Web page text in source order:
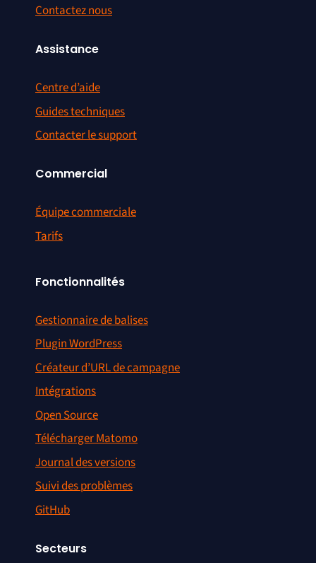
Contactez nous
Assistance
Centre d’aide
Guides techniques
Contacter le support
Commercial
Équipe commerciale
Tarifs
Fonctionnalités
Gestionnaire de balises
Plugin WordPress
Créateur d’URL de campagne
Intégrations
Open Source
Télécharger Matomo
Journal des versions
Suivi des problèmes
GitHub
Secteurs